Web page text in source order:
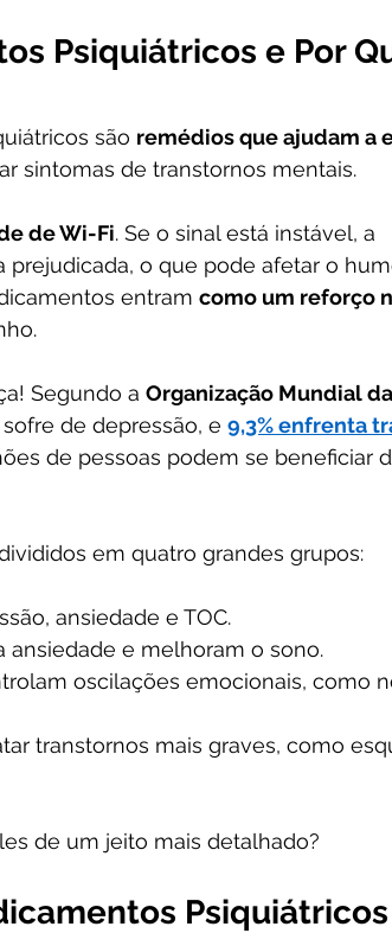
Psiquiátricos e Por
são remédios que ajudam a
sintomas de transtornos mentais.
de Wi-Fi. Se o sinal está instável, a
o que pode afetar o
entram como um reforço
Segundo a Organização Mundial
sofre de depressão, e 9,3% enfrenta
de pessoas podem se beneficiar
em quatro grandes grupos:
ansiedade e TOC.
ansiedade e melhoram o sono.
oscilações emocionais, como
transtornos mais graves, como
de um jeito mais detalhado?
Psiquiátricos